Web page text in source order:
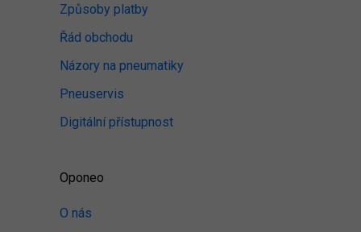
Způsoby platby
Řád obchodu
Názory na pneumatiky
Pneuservis
Digitální přístupnost
Oponeo
O nás